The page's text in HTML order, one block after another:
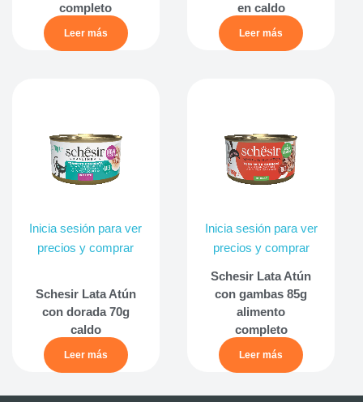
completo
Leer más
en caldo
Leer más
Inicia sesión para ver
precios y comprar
Schesir Lata Atún
con dorada 70g
caldo
Leer más
Inicia sesión para ver
precios y comprar
Schesir Lata Atún
con gambas 85g
alimento
completo
Leer más